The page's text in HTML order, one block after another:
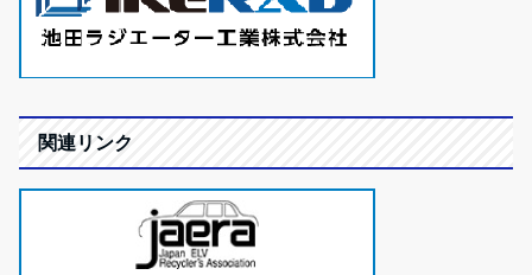
関連リンク